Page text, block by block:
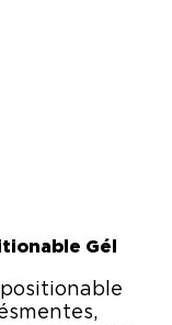
Gél